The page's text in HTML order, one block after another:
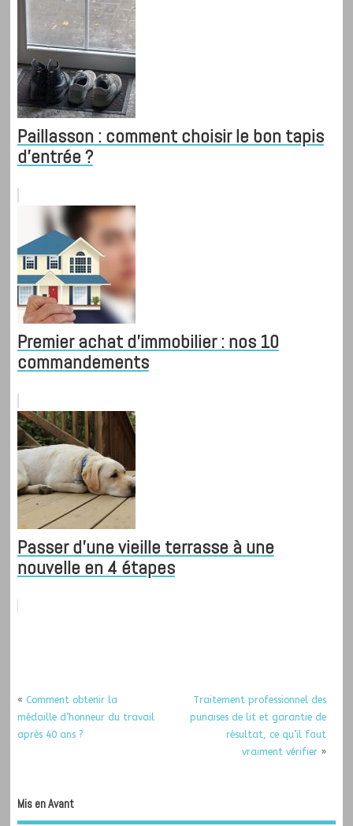
Paillasson : comment choisir le bon tapis
d'entrée ?
Premier achat d'immobilier : nos 10
commandements
Passer d'une vieille terrasse à une
nouvelle en 4 étapes
« Comment obtenir la
médaille d’honneur du travail
après 40 ans ?
Traitement professionnel des
punaises de lit et garantie de
résultat, ce qu’il faut
vraiment vérifier»
Mis en Avant